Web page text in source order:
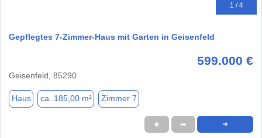
1 / 4
Gepflegtes 7-Zimmer-Haus mit Garten in Geisenfeld
599.000 €
Geisenfeld, 85290
Haus ca. 185,00 m² Zimmer 7
★ ➦ ➜